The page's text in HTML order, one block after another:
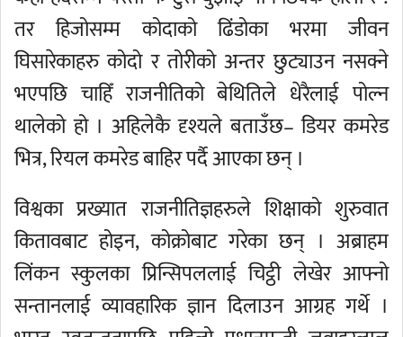
तर हिजोसम्म कोदाको ढिंडोका भरमा जीवन
घिसारेकाहरु कोदो र तोरीको अन्तर छुट्याउन नसक्ने
भएपछि चाहिँ राजनीतिको बेथितिले धेरैलाई पोल्न
थालेको हो । अहिलेकै दृश्यले बताउँछ– डियर कमरेड
भित्र, रियल कमरेड बाहिर पर्दै आएका छन् ।
विश्वका प्रख्यात राजनीतिज्ञहरुले शिक्षाको शुरुवात
कितावबाट होइन, कोक्रोबाट गरेका छन् । अब्राहम
लिंकन स्कुलका प्रिन्सिपललाई चिट्ठी लेखेर आफ्नो
सन्तानलाई व्यावहारिक ज्ञान दिलाउन आग्रह गर्थे ।